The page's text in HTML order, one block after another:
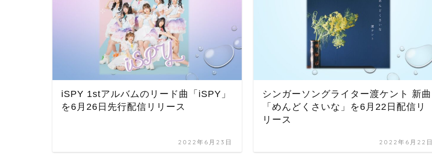
iSPY 1stアルバムのリード曲「iSPY」
を6月26日先行配信リリース
2022年6月23日
シンガーソングライター渡ケント 新曲
「めんどくさいな」を6月22日配信リ
リース
2022年6月22日